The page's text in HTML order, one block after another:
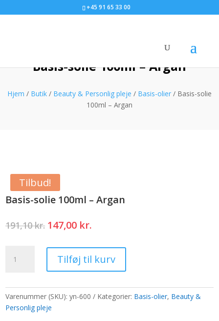
+45 91 65 33 00
Basis-solie 100ml – Argan
Hjem / Butik / Beauty & Personlig pleje / Basis-olier / Basis-solie
100ml – Argan
Tilbud!
Basis-solie 100ml – Argan
191,10kr. Den
pris
var:
191,10 kr..
147,00 kr.
pris
er:
147,00 kr..
solie
Argan
antal
Tilføj til kurv
Varenummer (SKU):yn-600 Kategorier: Basis-olier, Beauty &
Personlig pleje